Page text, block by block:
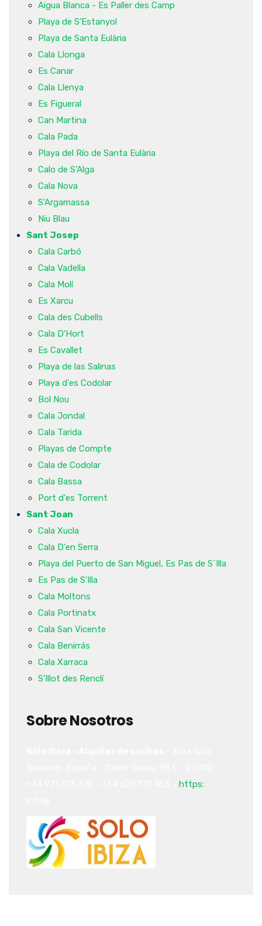
Aigua Blanca - Es Paller des Camp
Playa de S'Estanyol
Playa de Santa Eulària
Cala Llonga
Es Canar
Cala Llenya
Es Figueral
Can Martina
Cala Pada
Playa del Río de Santa Eulària
Calo de S'Alga
Cala Nova
S'Argamassa
Niu Blau
Sant Josep
Cala Carbó
Cala Vadella
Cala Molí
Es Xarcu
Cala des Cubells
Cala D'Hort
Es Cavallet
Playa de las Salinas
Playa d'es Codolar
Bol Nou
Cala Jondal
Cala Tarida
Playas de Compte
Cala de Codolar
Cala Bassa
Port d'es Torrent
Sant Joan
Cala Xucla
Cala D'en Serra
Playa del Puerto de San Miguel, Es Pas de S´Illa
Es Pas de S'Illa
Cala Moltons
Cala Portinatx
Cala San Vicente
Cala Benirrás
Cala Xarraca
S'Illot des Renclí
Sobre Nosotros
https: